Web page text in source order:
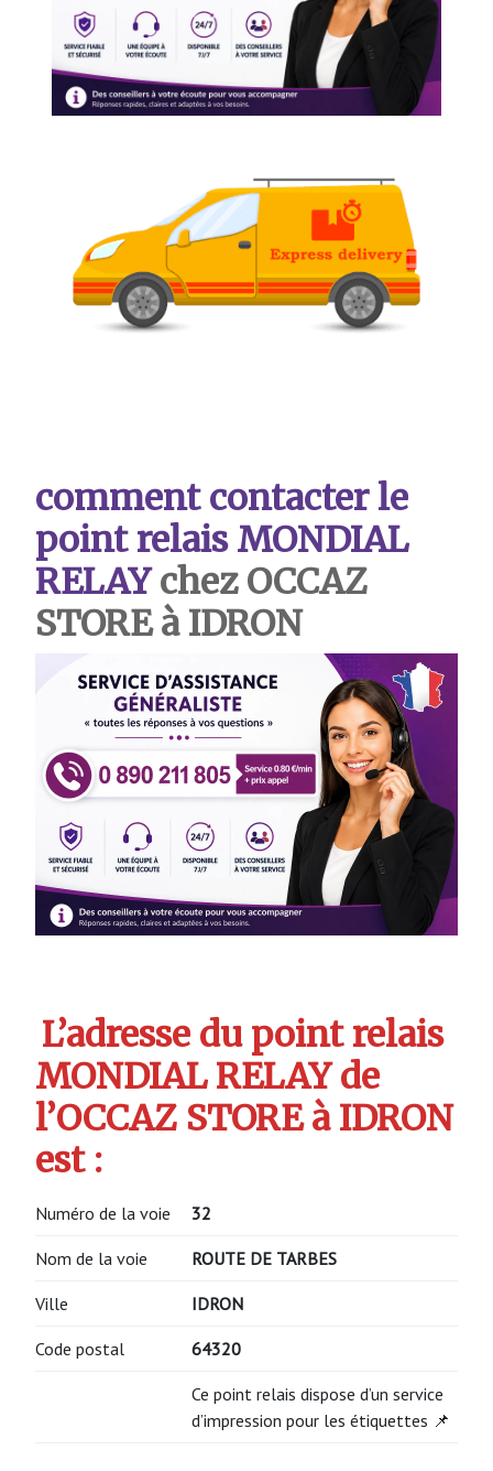
comment contacter le
point relais MONDIAL
RELAYchez OCCAZ
STORE à IDRON
L’adresse du point relais
MONDIAL RELAY de
l’OCCAZ STORE à IDRON
est :
Numéro de la voie 32
Nom de la voie ROUTE DE TARBES
Ville IDRON
Code postal 64320
Ce point relais dispose d’un service
d’impression pour les étiquettes 📌